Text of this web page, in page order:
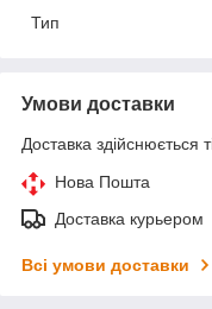
Тип
Умови доставки
Доставка здійснюється
Нова Пошта
Доставка курьером
Всі умови доставки